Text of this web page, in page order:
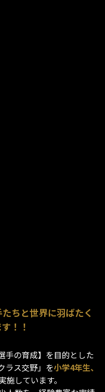
ちと世界に羽ばたく
！！
手の育成】を目的とした
ラス交野」を小学4年生、
施しています。